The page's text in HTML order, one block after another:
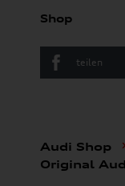
Shop
teilen
Audi Shop
Original